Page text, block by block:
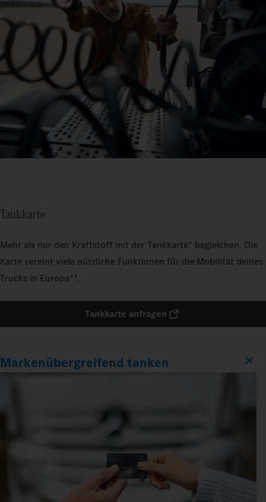
Tankkarte
Mehr als nur den Kraftstoff mit der Tankkarte* begleichen. Die
Karte vereint viele nützliche Funktionen für die Mobilität deines
Trucks in Europa**.
Tankkarte anfragen
Markenübergreifend tanken